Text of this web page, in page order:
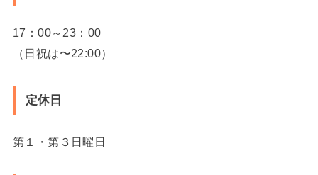
17：00～23：00
（日祝は〜22:00）
定休日
第１・第３日曜日